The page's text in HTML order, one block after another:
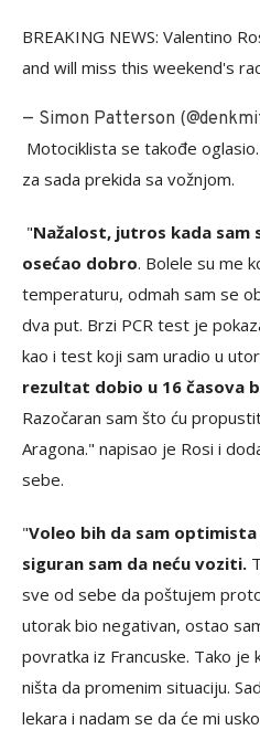
BREAKING NEWS: Valentino
and will miss this weekend's
— Simon Patterson
Motociklista se takođe
za sada prekida sa vožnjom.
"Nažalost, jutros kada sam
osećao dobro. Bolele su me
temperaturu, odmah sam se
dva put. Brzi PCR test je
kao i test koji sam uradio u
rezultat dobio u 16 časova
Razočaran sam što ću
Aragona." napisao je Rosi i
sebe.
"Voleo bih da sam
siguran sam da neću voziti.
sve od sebe da poštujem
utorak bio negativan, ostao
povratka iz Francuske. Tako je
ništa da promenim situaciju.
lekara i nadam se da će mi